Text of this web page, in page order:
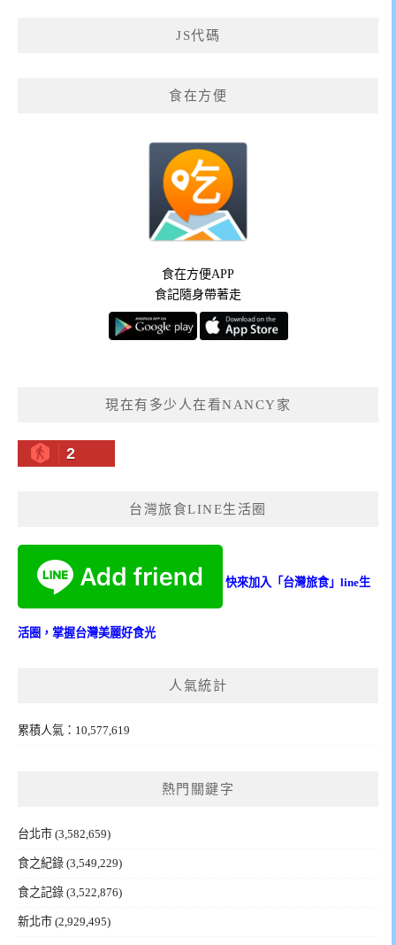
JS代碼
食在方便
食在方便APP
食記隨身帶著走
現在有多少人在看NANCY家
2
台灣旅食LINE生活圈
快來加入「台灣旅食」line生
活圈，掌握台灣美麗好食光
人氣統計
累積人氣：10,577,619
熱門關鍵字
台北市 (3,582,659)
食之紀錄 (3,549,229)
食之記錄 (3,522,876)
新北市 (2,929,495)